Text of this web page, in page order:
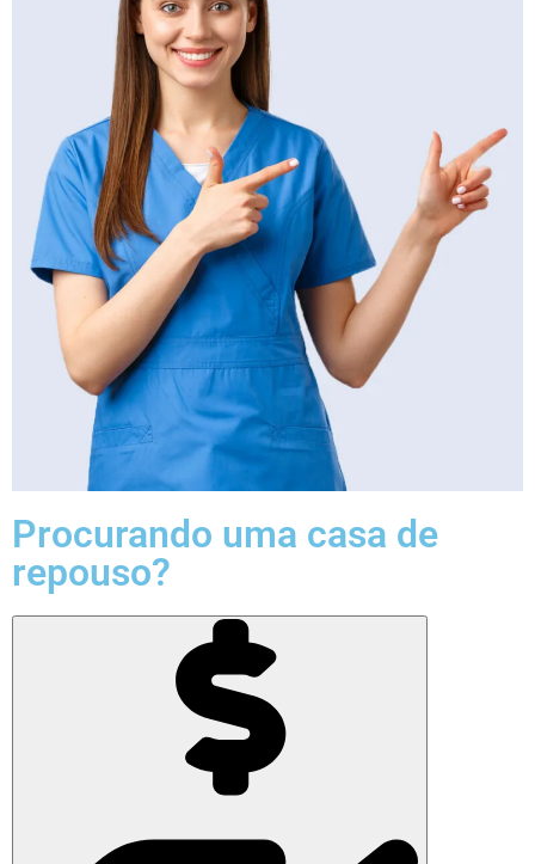
Procurando uma casa de
repouso?